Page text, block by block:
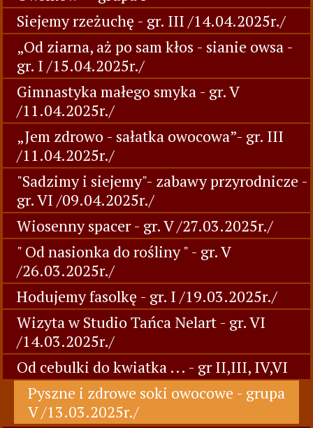
Siejemy rzeżuchę - gr. III /14.04.2025r./
„Od ziarna, aż po sam kłos - sianie owsa -
gr. I /15.04.2025r./
Gimnastyka małego smyka - gr. V
/11.04.2025r./
„Jem zdrowo - sałatka owocowa”- gr. III
/11.04.2025r./
"Sadzimy i siejemy"- zabawy przyrodnicze -
gr. VI /09.04.2025r./
Wiosenny spacer - gr. V /27.03.2025r./
" Od nasionka do rośliny " - gr. V
/26.03.2025r./
Hodujemy fasolkę - gr. I /19.03.2025r./
Wizyta w Studio Tańca Nelart - gr. VI
/14.03.2025r./
Od cebulki do kwiatka ... - gr II,III, IV,VI
Pyszne i zdrowe soki owocowe - grupa
V /13.03.2025r./